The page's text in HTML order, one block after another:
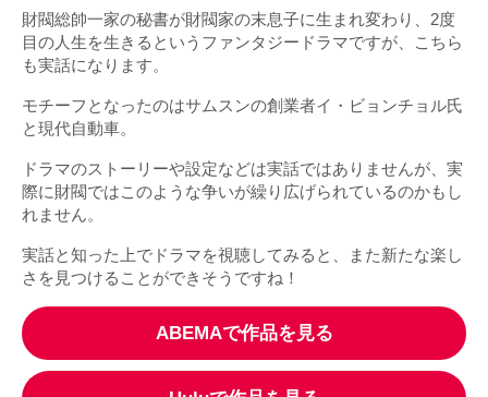
財閥総帥一家の秘書が財閥家の末息子に生まれ変わり、2度
目の人生を生きるというファンタジードラマですが、こちら
も実話になります。
モチーフとなったのはサムスンの創業者イ・ビョンチョル氏
と現代自動車。
ドラマのストーリーや設定などは実話ではありませんが、実
際に財閥ではこのような争いが繰り広げられているのかもし
れません。
実話と知った上でドラマを視聴してみると、また新たな楽し
さを見つけることができそうですね！
ABEMAで作品を見る